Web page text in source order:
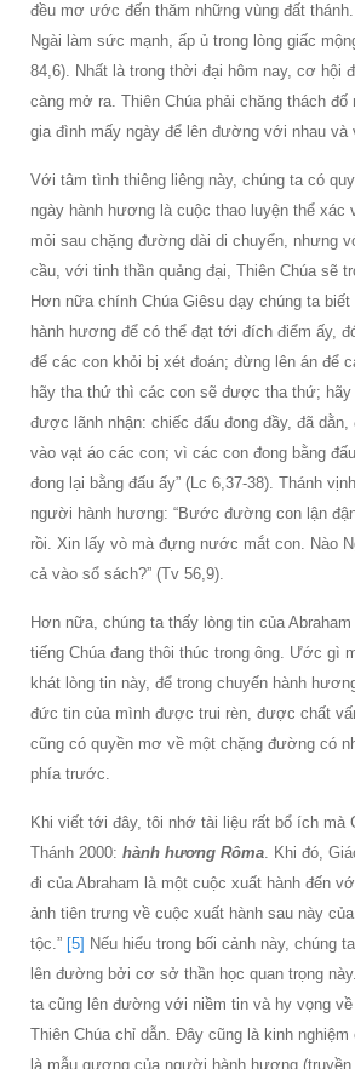
đều mơ ước đến thăm những vùng đất
Ngài làm sức mạnh, ấp ủ trong lòng giấc
84,6). Nhất là trong thời đại hôm nay, cơ hội
càng mở ra. Thiên Chúa phải chăng thách
gia đình mấy ngày để lên đường với nhau và
Với tâm tình thiêng liêng này, chúng ta có
ngày hành hương là cuộc thao luyện thể xác
mỏi sau chặng đường dài di chuyển, nhưng
cầu, với tinh thần quảng đại, Thiên Chúa sẽ
Hơn nữa chính Chúa Giêsu dạy chúng ta
hành hương để có thể đạt tới đích điểm ấy,
để các con khỏi bị xét đoán; đừng lên án để
hãy tha thứ thì các con sẽ được tha thứ;
được lãnh nhận: chiếc đấu đong đầy, đã
vào vạt áo các con; vì các con đong bằng
đong lại bằng đấu ấy” (Lc 6,37-38). Thánh
người hành hương: “Bước đường con lận
rồi. Xin lấy vò mà đựng nước mắt con. Nào
cả vào sổ sách?” (Tv 56,9).
Hơn nữa, chúng ta thấy lòng tin của
tiếng Chúa đang thôi thúc trong ông. Ước gì
khát lòng tin này, để trong chuyến hành
đức tin của mình được trui rèn, được chất
cũng có quyền mơ về một chặng đường có
phía trước.
Khi viết tới đây, tôi nhớ tài liệu rất bổ ích mà
Thánh 2000: hành hương Rôma. Khi đó,
đi của Abraham là một cuộc xuất hành đến
ảnh tiên trưng về cuộc xuất hành sau này
tộc.” [5] Nếu hiểu trong bối cảnh này, chúng
lên đường bởi cơ sở thần học quan trọng
ta cũng lên đường với niềm tin và hy vọng
Thiên Chúa chỉ dẫn. Đây cũng là kinh
là mẫu gương của người hành hương (truyền